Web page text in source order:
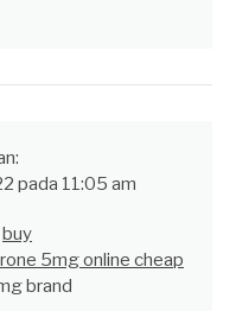
pada 11:05 am
buy
5mg online cheap
brand